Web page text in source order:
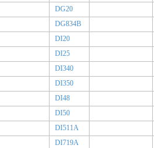
DG20
DG834B
DI20
DI25
DI340
DI350
DI48
DI50
DI511A
DI719A